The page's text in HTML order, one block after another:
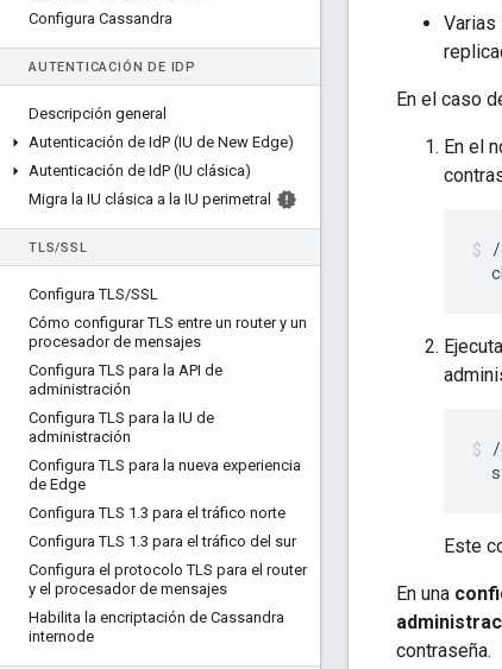
Configura Cassandra
AUTENTICACIÓN DE IDP
Descripción general
Autenticación de IdP (IU de New Edge)
Autenticación de IdP (IU clásica)
Migra la IU clásica a la IU perimetral
TLS/SSL
Configura TLS/SSL
Cómo configurar TLS entre un router y un
procesador de mensajes
Configura TLS para la API de
administración
Configura TLS para la IU de
administración
Configura TLS para la nueva experiencia
de Edge
Configura TLS 1 .3 para el tráfico norte
Configura TLS 1 .3 para el tráfico del sur
Configura el protocolo TLS para el router
y el procesador de mensajes
Habilita la encriptación de Cassandra
internode
Varias
En el caso
En el
Este
En una
contraseña.